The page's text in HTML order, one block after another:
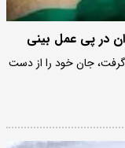
در پی عمل بینی
گرفت، جان خود را از دست